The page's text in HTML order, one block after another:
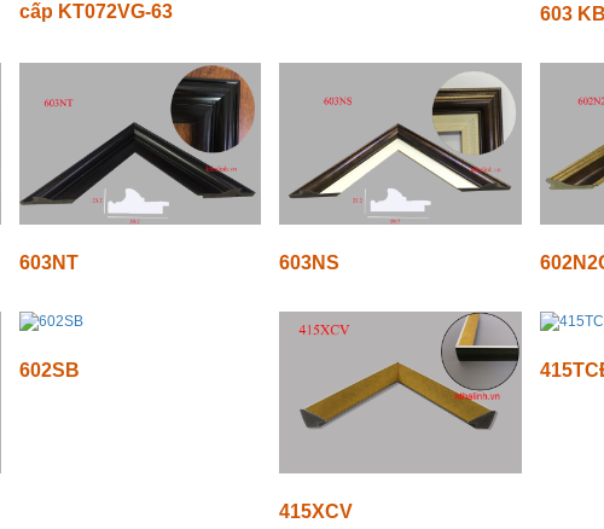
cấp KT072VG-63
603 KB
603NT 603NS
602SB
415XCV